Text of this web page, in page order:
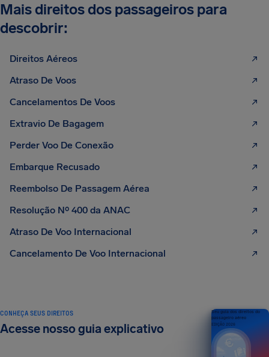
Mais direitos dos passageiros para
descobrir:
Direitos Aéreos
Atraso De Voos
Cancelamentos De Voos
Extravio De Bagagem
Perder Voo De Conexão
Embarque Recusado
Reembolso De Passagem Aérea
Resolução Nº 400 da ANAC
Atraso De Voo Internacional
Cancelamento De Voo Internacional
CONHEÇA SEUS DIREITOS
Acesse nosso guia explicativo
Seu guia dos direitos do
passageiro aéreo
EDIÇÃO 2026